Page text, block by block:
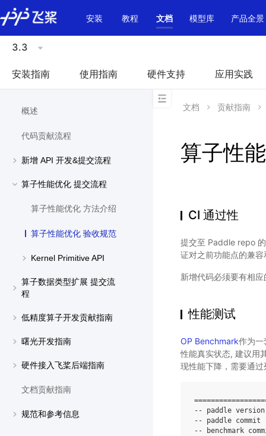
\u200E
安装
教程 文档 模型库 产品全景
3.3
安装指南 使用指南 硬件支持 应用实践
概述
代码贡献流程
新增 API 开发&提交流程
算子性能优化 提交流程
算子性能优化 方法介绍
算子性能优化 验收规范
Kernel Primitive API
算子数据类型扩展 提交流
程
低精度算子开发贡献指南
曙光开发指南
硬件接入飞桨后端指南
文档贡献指南
规范和参考信息
文档 贡献指南
算子性
CI 通过性
提交至 Paddle repo
证对之前功能点的兼
新增代码必须要有相
性能测试
OP Benchmark作为一
性能真实状态, 建议用
现性能下降，需要通
--
paddle version
--
paddle commit
--
benchmark